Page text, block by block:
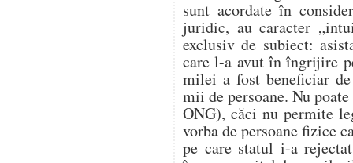
sunt acordate în
juridic, au caracter
exclusiv de subiect:
care l-a avut în îngrijire
milei a fost beneficiar
mii de persoane. Nu
ONG), căci nu permite
vorba de persoane fizice
pe care statul i-a